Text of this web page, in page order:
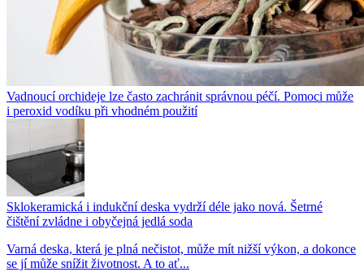
Vadnoucí orchideje lze často zachránit správnou péčí. Pomoci může
i peroxid vodíku při vhodném použití
Sklokeramická i indukční deska vydrží déle jako nová. Šetrné
čištění zvládne i obyčejná jedlá soda
Varná deska, která je plná nečistot, může mít nižší výkon, a dokonce
se jí může snížit životnost. A to ať...